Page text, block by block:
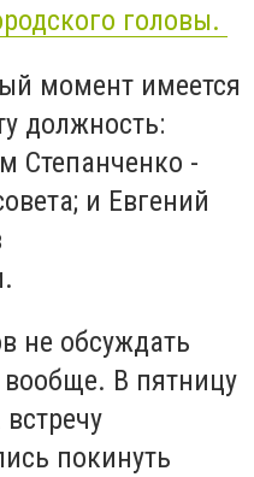
головы.
момент имеется
должность:
Степанченко -
и Евгений
не обсуждать
вообще. В пятницу
покинуть